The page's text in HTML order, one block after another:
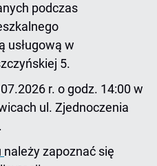
podczas
usługową w
5.
r. o godz. 14:00 w
ul. Zjednoczenia
należy zapoznać się